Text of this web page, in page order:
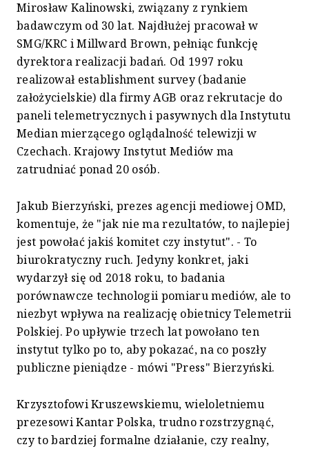
Mirosław Kalinowski, związany z rynkiem
badawczym od 30 lat. Najdłużej pracował w
SMG/KRC i Millward Brown, pełniąc funkcję
dyrektora realizacji badań. Od 1997 roku
realizował establishment survey (badanie
założycielskie) dla firmy AGB oraz rekrutacje do
paneli telemetrycznych i pasywnych dla Instytutu
Median mierzącego oglądalność telewizji w
Czechach. Krajowy Instytut Mediów ma
zatrudniać ponad 20 osób.
Jakub Bierzyński, prezes agencji mediowej OMD,
komentuje, że "jak nie ma rezultatów, to najlepiej
jest powołać jakiś komitet czy instytut". - To
biurokratyczny ruch. Jedyny konkret, jaki
wydarzył się od 2018 roku, to badania
porównawcze technologii pomiaru mediów, ale to
niezbyt wpływa na realizację obietnicy Telemetrii
Polskiej. Po upływie trzech lat powołano ten
instytut tylko po to, aby pokazać, na co poszły
publiczne pieniądze - mówi "Press" Bierzyński.
Krzysztofowi Kruszewskiemu, wieloletniemu
prezesowi Kantar Polska, trudno rozstrzygnąć,
czy to bardziej formalne działanie, czy realny,